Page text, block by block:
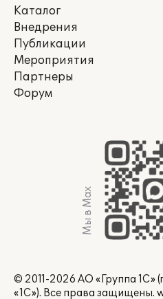
Каталог
Внедрения
Публикации
Мероприятия
Партнеры
Форум
Мы в Max
© 2011-2026 АО «Группа
«1С»). Все права защищены.